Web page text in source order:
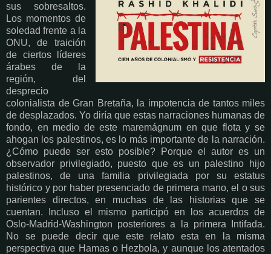
sus sobresaltos.
Los momentos de
soledad frente a la
ONU, de traición
de ciertos líderes
árabes de la
región, del
desprecio
colonialista de Gran Bretaña, la impotencia de tantos miles
de desplazados. Yo diría que estas narraciones humanas de
fondo, en medio de este maremágnum en que flota y se
ahogan los palestinos, es lo más importante de la narración.
¿Cómo puede ser esto posible? Porque el autor es un
observador privilegiado, puesto que es un palestino hijo
palestinos, de una familia privilegiada por su estatus
histórico y por haber presenciado de primera mano, el o sus
parientes directos, en muchas de las historias que se
cuentan. Incluso el mismo participó en los acuerdos de
Oslo-Madrid-Washington posteriores a la primera Intifada.
No se puede decir que este relato esta en la misma
perspectiva que Hamas o Hezbola, y aunque los atentados